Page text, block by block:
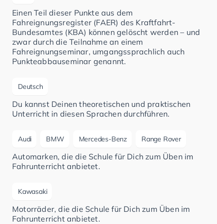
Einen Teil dieser Punkte aus dem
Fahreignungsregister (FAER) des Kraftfahrt-
Bundesamtes (KBA) können gelöscht werden – und
zwar durch die Teilnahme an einem
Fahreignungseminar, umgangssprachlich auch
Punkteabbauseminar genannt.
Deutsch
Du kannst Deinen theoretischen und praktischen
Unterricht in diesen Sprachen durchführen.
Audi BMW Mercedes-Benz Range Rover
Automarken, die die Schule für Dich zum Üben im
Fahrunterricht anbietet.
Kawasaki
Motorräder, die die Schule für Dich zum Üben im
Fahrunterricht anbietet.